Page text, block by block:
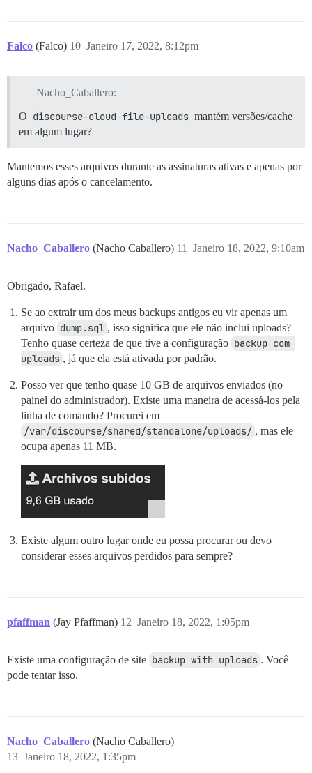
Falco (Falco) Janeiro 17, 2022, 8:12pm
10
Nacho_Caballero:
O discourse-cloud-file-uploads mantém versões/cache
em algum lugar?
Mantemos esses arquivos durante as assinaturas ativas e apenas por
alguns dias após o cancelamento.
Nacho_Caballero (Nacho Caballero) Janeiro 18, 2022, 9:10am
11
Obrigado, Rafael.
Se ao extrair um dos meus backups antigos eu vir apenas um
arquivo dump.sql , isso significa que ele não inclui uploads?
Tenho quase certeza de que tive a configuração backup com
uploads , já que ela está ativada por padrão.
Posso ver que tenho quase 10 GB de arquivos enviados (no
painel do administrador). Existe uma maneira de acessá-los pela
linha de comando? Procurei em
/var/discourse/shared/standalone/uploads/ , mas ele
ocupa apenas 11 MB.
Existe algum outro lugar onde eu possa procurar ou devo
considerar esses arquivos perdidos para sempre?
pfaffman (Jay Pfaffman) Janeiro 18, 2022, 1:05pm
12
Existe uma configuração de site backup with uploads . Você
pode tentar isso.
Nacho_Caballero (Nacho Caballero)
Janeiro 18, 2022, 1:35pm
13